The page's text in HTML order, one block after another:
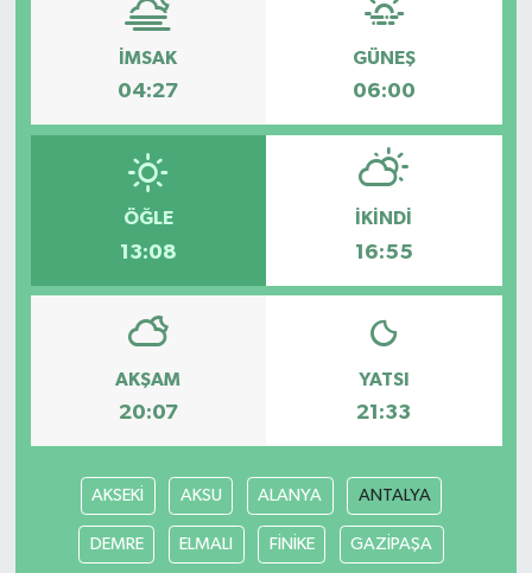
İMSAK
04:27
GÜNEŞ
06:00
ÖĞLE
13:08
İKINDI
16:55
AKŞAM
20:07
YATSI
21:33
AKSEKİ AKSU ALANYA ANTALYA
DEMRE ELMALI FİNİKE GAZİPAŞA